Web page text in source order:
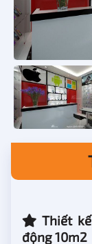
Thiết
động 10m2